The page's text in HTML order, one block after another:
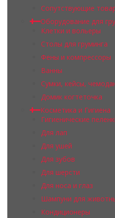
Сопутствующие
Оборудование для
Клетки и вольеры
Столы для груминга
Фены и компрессоры
Ванны
Сумки, кейсы,
Домик когтеточка
Косметика и Гигиена
Гигиенические
Для лап
Для ушей
Для зубов
Для шерсти
Для носа и глаз
Шампуни для
Кондиционеры